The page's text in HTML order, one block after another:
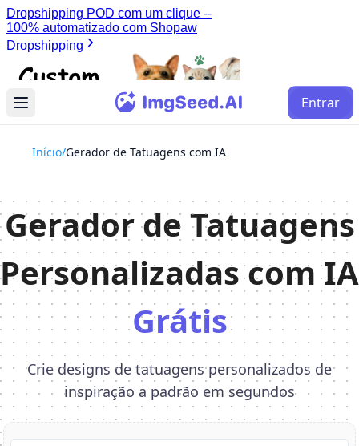
Entrar
Início/Gerador de Tatuagens com IA
Gerador de Tatuagens
Personalizadas com IA
Grátis
Crie designs de tatuagens personalizados de
inspiração a padrão em segundos